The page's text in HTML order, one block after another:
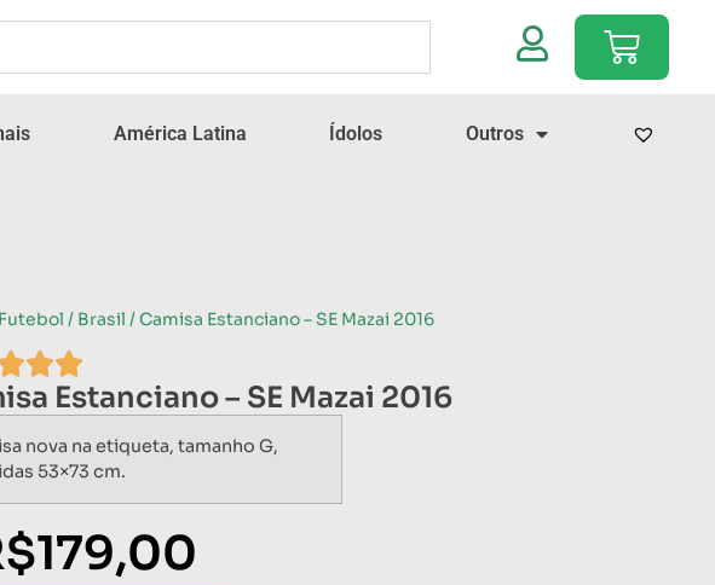
América Latina Ídolos Outros
Futebol / Brasil / Camisa Estanciano – SE Mazai 2016
Estanciano – SE Mazai 2016
nova na etiqueta, tamanho G,
53×73 cm.
179,00